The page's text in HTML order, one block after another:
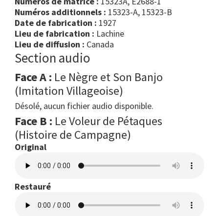
Numéros additionnels : 15323-A, 15323-B
Date de fabrication : 1927
Lieu de fabrication : Lachine
Lieu de diffusion : Canada
Section audio
Face A : Le Nègre et Son Banjo
(Imitation Villageoise)
Désolé, aucun fichier audio disponible.
Face B : Le Voleur de Pétaques
(Histoire de Campagne)
Original
Restauré